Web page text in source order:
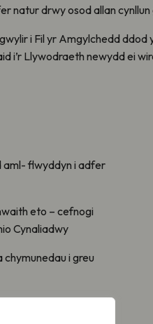
natur drwy osod allan
i Fil yr Amgylchedd
i’r Llywodraeth newydd ei
aml- flwyddyn i adfer
eto – cefnogi
Cynaliadwy
i greu